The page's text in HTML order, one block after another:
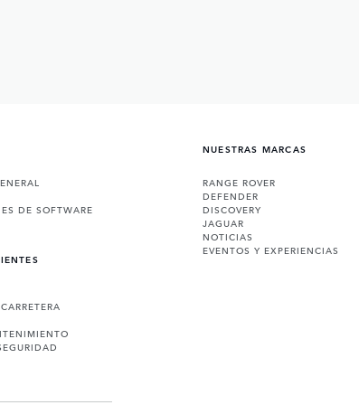
DE SOFTWARE
NUESTRAS MARCAS
RANGE ROVER
DEFENDER
DISCOVERY
JAGUAR
NOTICIAS
EVENTOS Y EXPERIENCIAS